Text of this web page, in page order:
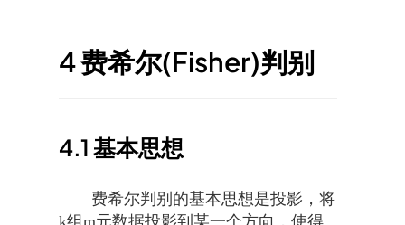
4费希尔(Fisher)判别
4.1基本思想
费希尔判别的基本思想是投影，将